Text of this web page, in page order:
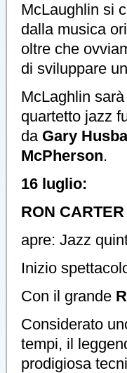
McLaughlin si
dalla musica
oltre che
di sviluppare
McLaghlin
quartetto jazz
da Gary
McPherson.
16 luglio:
RON
apre: Jazz
Inizio
Con il grande
Considerato
tempi, il
prodigiosa